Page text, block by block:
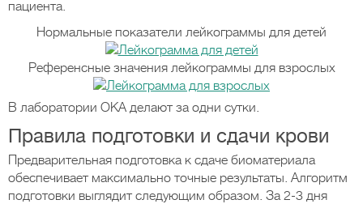
пациента.
Нормальные показатели лейкограммы для детей
Референсные значения лейкограммы для взрослых
В лаборатории ОКА делают за одни сутки.
Правила подготовки и сдачи крови
Предварительная подготовка к сдаче биоматериала
обеспечивает максимально точные результаты. Алгоритм
подготовки выглядит следующим образом. За 2-3 дня